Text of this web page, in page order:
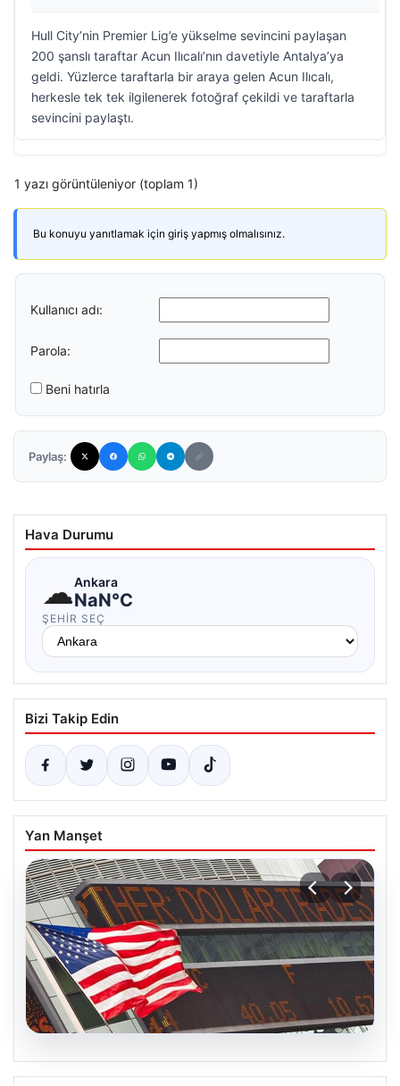
Hull City’nin Premier Lig’e yükselme sevincini paylaşan
200 şanslı taraftar Acun Ilıcalı’nın davetiyle Antalya’ya
geldi. Yüzlerce taraftarla bir araya gelen Acun Ilıcalı,
herkesle tek tek ilgilenerek fotoğraf çekildi ve taraftarla
sevincini paylaştı.
1 yazı görüntüleniyor (toplam 1)
Bu konuyu yanıtlamak için giriş yapmış olmalısınız.
Kullanıcı adı:
Parola:
Beni hatırla
Paylaş:
Hava Durumu
☁Ankara
NaN°C
ŞEHIR SEÇ
Bizi Takip Edin
Yan Manşet
04.08.2026
FED faiz kararı ne zaman açıklanacak?